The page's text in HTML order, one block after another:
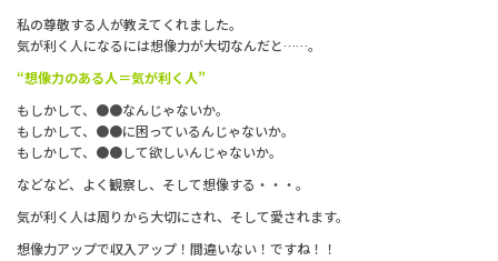
私の尊敬する人が教えてくれました。
気が利く人になるには想像力が大切なんだと……。
“想像力のある人＝気が利く人”
もしかして、●●なんじゃないか。
もしかして、●●に困っているんじゃないか。
もしかして、●●して欲しいんじゃないか。
などなど、よく観察し、そして想像する・・・。
気が利く人は周りから大切にされ、そして愛されます。
想像力アップで収入アップ！間違いない！ですね！！